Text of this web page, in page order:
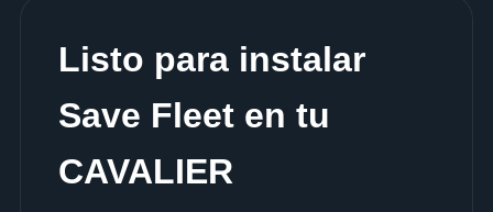
Listo para instalar
Save Fleet en tu
CAVALIER